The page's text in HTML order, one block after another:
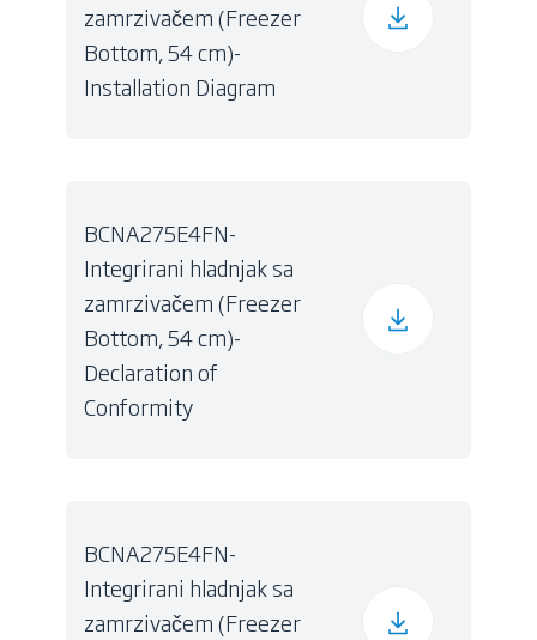
zamrzivačem (Freezer
Bottom, 54 cm)-
Installation Diagram
BCNA275E4FN-
Integrirani hladnjak sa
zamrzivačem (Freezer
Bottom, 54 cm)-
Declaration of
Conformity
BCNA275E4FN-
Integrirani hladnjak sa
zamrzivačem (Freezer